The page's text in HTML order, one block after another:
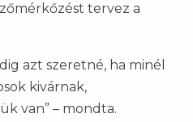
tervez a
azt szeretné, ha minél
kivárnak,
van” – mondta.